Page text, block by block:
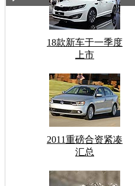
18款新车于一季度
上市
2011重磅合资紧凑
汇总